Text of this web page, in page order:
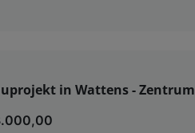
in Wattens - Zentrum